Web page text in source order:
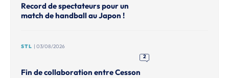
Record de spectateurs pour un
match de handball au Japon !
STL | 03/08/2026
2
Fin de collaboration entre Cesson